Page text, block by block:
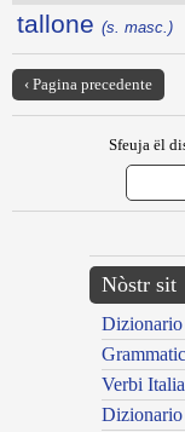
tallone (s. masc.)
‹ Pagina precedente
Sfeuja ël
Nòstr sit
Verbi